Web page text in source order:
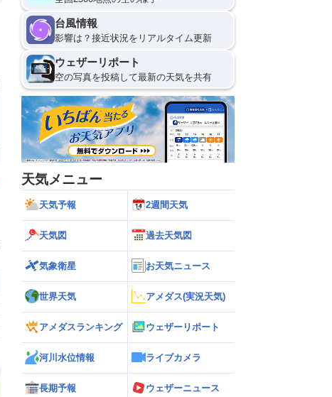
台風情報
影響は？接近状況をリアルタイム更新
ウェザーリポート
空の写真を投稿して最新の天気を共有
天気メニュー
天気予報 2週間天気
天気図 過去天気図
気象衛星 お天気ニュース
世界天気 アメダス(実況天気)
アメダスランキング ウェザーリポート
河川水位情報 ライブカメラ
長期予報
ウェザーニュース